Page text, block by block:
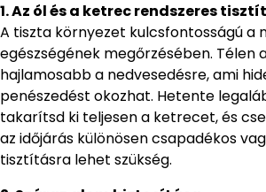
1. Az ól és a ketrec rendszeres
A tiszta környezet kulcsfontosságú a
egészségének megőrzésében. Télen
hajlamosabb a nedvesedésre, ami
penészedést okozhat. Hetente
takarítsd ki teljesen a ketrecet, és
az időjárás különösen csapadékos
tisztításra lehet szükség.